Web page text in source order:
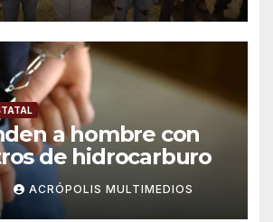
a hombre con
de hidrocarburo
ACRÓPOLIS MULTIMEDIOS